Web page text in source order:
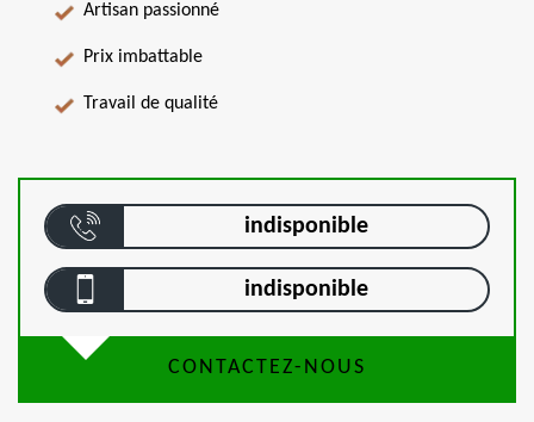
Artisan passionné
Prix imbattable
Travail de qualité
indisponible
indisponible
CONTACTEZ-NOUS